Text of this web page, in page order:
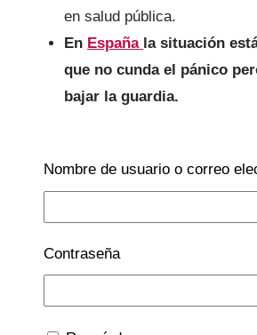
en salud pública.
En España la situación
que no cunda el pánico
bajar la guardia.
Libro de Lucía mi pediatra
Nombre de usuario o correo
Contraseña